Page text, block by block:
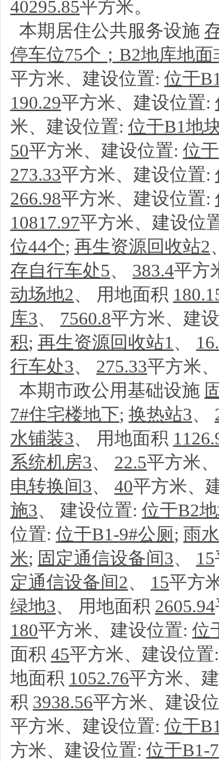
40295.85平方米。
本期居住公共服务设施
停车位75个；B2地库地
平方米、建设位置: 位于
190.29平方米、建设位置:
米、建设位置: 位于B1地
50平方米、建设位置: 位
273.33平方米、建设位置:
266.98平方米、建设位置:
10817.97平方米、建设位
位44个; 再生资源回收站2
存自行车处5、 383.4平方
动场地2、 用地面积
库3、 7560.8平方米、建
积; 再生资源回收站1、
行车处3、 275.33平方米
本期市政公用基础设施
7#住宅楼地下; 换热站3、
水铺装3、 用地面积
系统机房3、 22.5平方米
电转换间3、 40平方米、
施3、 建设位置: 位于B2
位置: 位于B1-9#公厕; 雨
米; 固定通信设备间3、 15
定通信设备间2、 15平方
绿地3、 用地面积 2605.94
180平方米、建设位置: 位
面积 45平方米、建设位
地面积 1052.76平方米、
积 3938.56平方米、建设
平方米、建设位置: 位于
方米、建设位置: 位于B1-